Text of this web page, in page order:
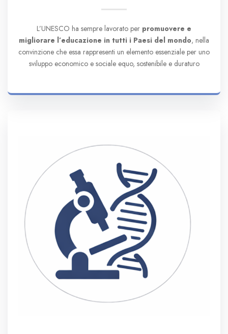
L’UNESCO ha sempre lavorato per promuovere e
migliorare l’educazione in tutti i Paesi del mondo, nella
convinzione che essa rappresenti un elemento essenziale per uno
sviluppo economico e sociale equo, sostenibile e duraturo